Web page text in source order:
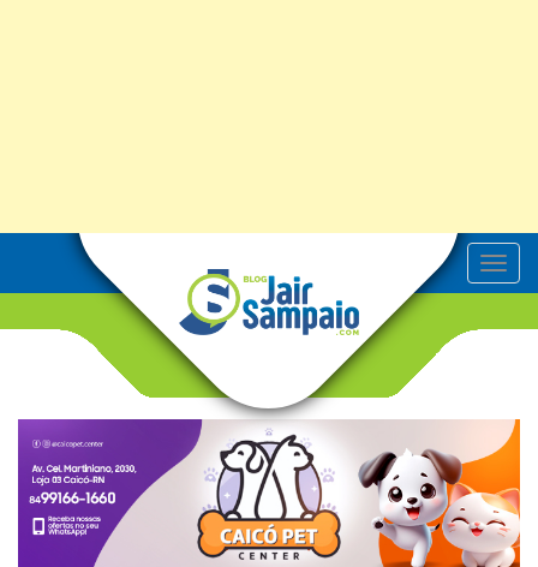
T
o
v
g
t
i
o
n